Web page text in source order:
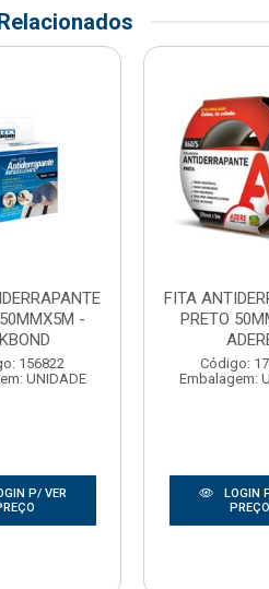
-
156822
UNIDADE
P/ VER
FITA
PRETO
Código:
Embalagem:
LOGIN
PREÇO